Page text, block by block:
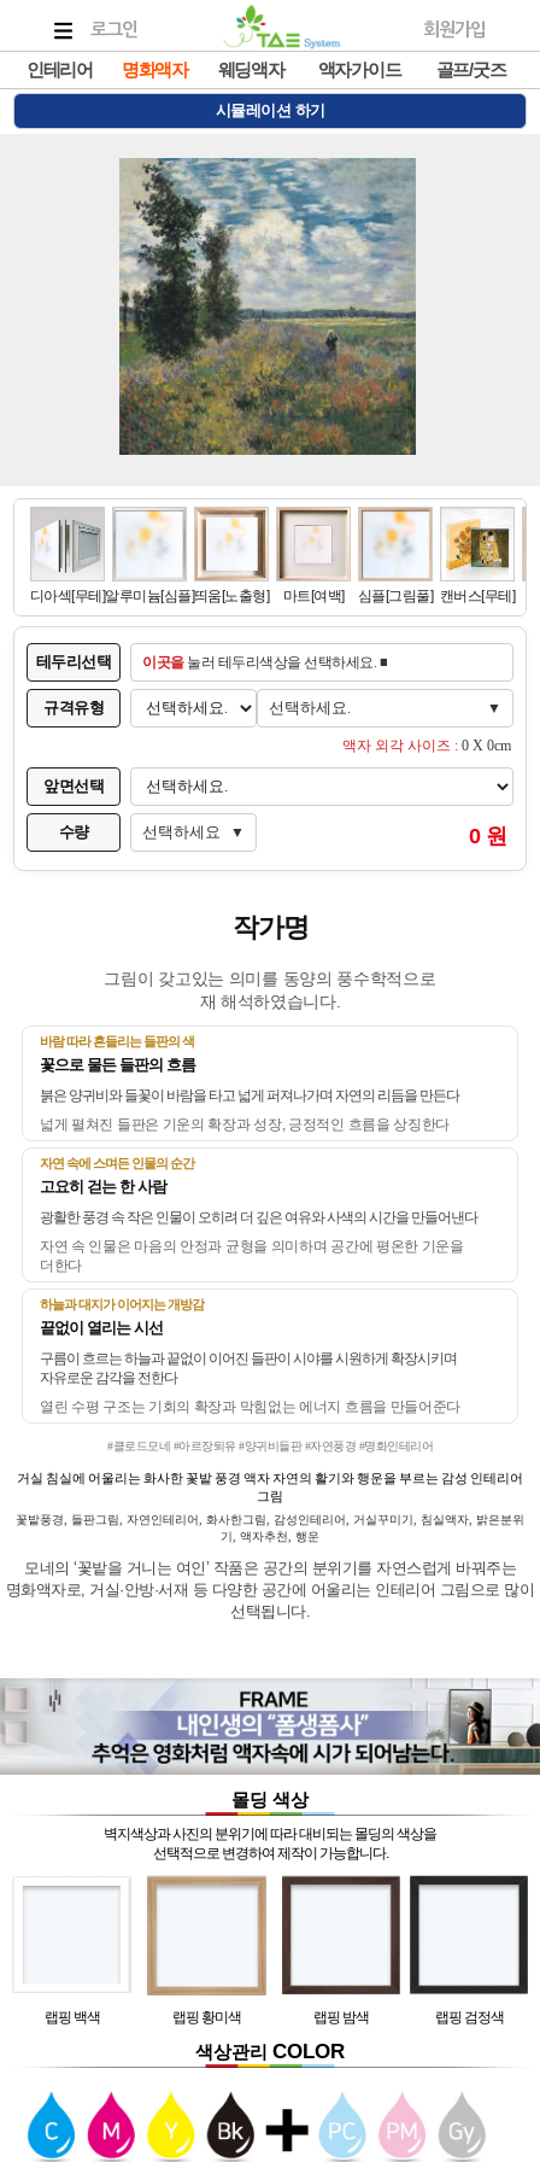
로그인 회원가입
인테리어 명화액자 웨딩액자 액자가이드 골프/굿즈
시뮬레이션 하기
테두리선택 이곳을눌러 테두리색상을 선택하세요. ■
규격유형 선택하세요. ▼
액자 외각 사이즈 : 0 X 0cm
앞면선택
수량 선택하세요 ▼ 0 원
작가명
그림이 갖고있는 의미를 동양의 풍수학적으로
재 해석하였습니다.
바람 따라 흔들리는 들판의 색
꽃으로 물든 들판의 흐름
붉은 양귀비와 들꽃이 바람을 타고 넓게 퍼져나가며 자연의 리듬을 만든다
넓게 펼쳐진 들판은 기운의 확장과 성장, 긍정적인 흐름을 상징한다
자연 속에 스며든 인물의 순간
고요히 걷는 한 사람
광활한 풍경 속 작은 인물이 오히려 더 깊은 여유와 사색의 시간을 만들어낸다
자연 속 인물은 마음의 안정과 균형을 의미하며 공간에 평온한 기운을
더한다
하늘과 대지가 이어지는 개방감
끝없이 열리는 시선
구름이 흐르는 하늘과 끝없이 이어진 들판이 시야를 시원하게 확장시키며
자유로운 감각을 전한다
열린 수평 구조는 기회의 확장과 막힘없는 에너지 흐름을 만들어준다
#클로드모네 #아르장퇴유 #양귀비들판 #자연풍경 #명화인테리어
거실 침실에 어울리는 화사한 꽃밭 풍경 액자 자연의 활기와 행운을 부르는 감성 인테리어
그림
꽃밭풍경, 들판그림, 자연인테리어, 화사한그림, 감성인테리어, 거실꾸미기, 침실액자, 밝은분위
기, 액자추천, 행운
모네의 ‘꽃밭을 거니는 여인’ 작품은 공간의 분위기를 자연스럽게 바꿔주는
명화액자로, 거실·안방·서재 등 다양한 공간에 어울리는 인테리어 그림으로 많이
선택됩니다.
몰딩 색상
벽지색상과 사진의 분위기에 따라 대비되는 몰딩의 색상을
선택적으로 변경하여 제작이 가능합니다.
랩핑 백색 랩핑 황미색 랩핑 밤색 랩핑 검정색
색상관리 COLOR